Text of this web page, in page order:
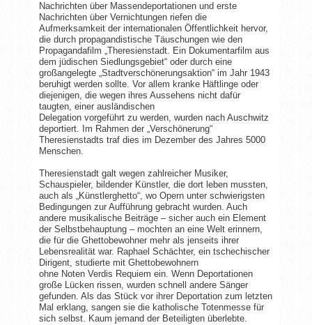
Nachrichten über Massendeportationen und erste
Nachrichten über Vernichtungen riefen die
Aufmerksamkeit der internationalen Öffentlichkeit hervor,
die durch propagandistische Täuschungen wie den
Propagandafilm „Theresienstadt. Ein Dokumentarfilm aus
dem jüdischen Siedlungsgebiet“ oder durch eine
großangelegte „Stadtverschönerungsaktion“ im Jahr 1943
beruhigt werden sollte. Vor allem kranke Häftlinge oder
diejenigen, die wegen ihres Aussehens nicht dafür
taugten, einer ausländischen
Delegation vorgeführt zu werden, wurden nach Auschwitz
deportiert. Im Rahmen der „Verschönerung“
Theresienstadts traf dies im Dezember des Jahres 5000
Menschen.
Theresienstadt galt wegen zahlreicher Musiker,
Schauspieler, bildender Künstler, die dort leben mussten,
auch als „Künstlerghetto“, wo Opern unter schwierigsten
Bedingungen zur Aufführung gebracht wurden. Auch
andere musikalische Beiträge – sicher auch ein Element
der Selbstbehauptung – mochten an eine Welt erinnern,
die für die Ghettobewohner mehr als jenseits ihrer
Lebensrealität war. Raphael Schächter, ein tschechischer
Dirigent, studierte mit Ghettobewohnern
ohne Noten Verdis Requiem ein. Wenn Deportationen
große Lücken rissen, wurden schnell andere Sänger
gefunden. Als das Stück vor ihrer Deportation zum letzten
Mal erklang, sangen sie die katholische Totenmesse für
sich selbst. Kaum jemand der Beteiligten überlebte.